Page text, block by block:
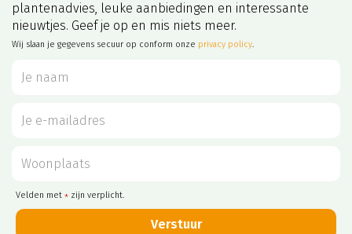
plantenadvies, leuke aanbiedingen en interessante
nieuwtjes. Geef je op en mis niets meer.
Wij slaan je gegevens secuur op conform onze privacy policy.
Velden met * zijn verplicht.